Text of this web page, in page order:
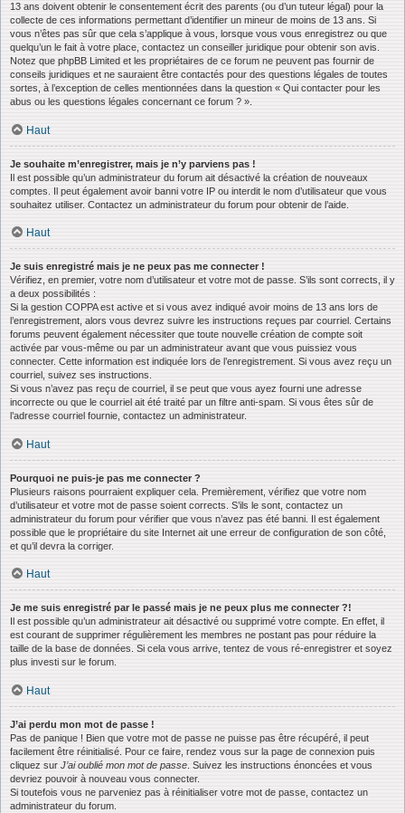
13 ans doivent obtenir le consentement écrit des parents (ou d’un tuteur légal) pour la
collecte de ces informations permettant d’identifier un mineur de moins de 13 ans. Si
vous n’êtes pas sûr que cela s’applique à vous, lorsque vous vous enregistrez ou que
quelqu’un le fait à votre place, contactez un conseiller juridique pour obtenir son avis.
Notez que phpBB Limited et les propriétaires de ce forum ne peuvent pas fournir de
conseils juridiques et ne sauraient être contactés pour des questions légales de toutes
sortes, à l’exception de celles mentionnées dans la question « Qui contacter pour les
abus ou les questions légales concernant ce forum ? ».
Haut
Je souhaite m’enregistrer, mais je n’y parviens pas !
Il est possible qu’un administrateur du forum ait désactivé la création de nouveaux
comptes. Il peut également avoir banni votre IP ou interdit le nom d’utilisateur que vous
souhaitez utiliser. Contactez un administrateur du forum pour obtenir de l’aide.
Haut
Je suis enregistré mais je ne peux pas me connecter !
Vérifiez, en premier, votre nom d’utilisateur et votre mot de passe. S’ils sont corrects, il y
a deux possibilités :
Si la gestion COPPA est active et si vous avez indiqué avoir moins de 13 ans lors de
l’enregistrement, alors vous devrez suivre les instructions reçues par courriel. Certains
forums peuvent également nécessiter que toute nouvelle création de compte soit
activée par vous-même ou par un administrateur avant que vous puissiez vous
connecter. Cette information est indiquée lors de l’enregistrement. Si vous avez reçu un
courriel, suivez ses instructions.
Si vous n’avez pas reçu de courriel, il se peut que vous ayez fourni une adresse
incorrecte ou que le courriel ait été traité par un filtre anti-spam. Si vous êtes sûr de
l’adresse courriel fournie, contactez un administrateur.
Haut
Pourquoi ne puis-je pas me connecter ?
Plusieurs raisons pourraient expliquer cela. Premièrement, vérifiez que votre nom
d’utilisateur et votre mot de passe soient corrects. S’ils le sont, contactez un
administrateur du forum pour vérifier que vous n’avez pas été banni. Il est également
possible que le propriétaire du site Internet ait une erreur de configuration de son côté,
et qu’il devra la corriger.
Haut
Je me suis enregistré par le passé mais je ne peux plus me connecter ?!
Il est possible qu’un administrateur ait désactivé ou supprimé votre compte. En effet, il
est courant de supprimer régulièrement les membres ne postant pas pour réduire la
taille de la base de données. Si cela vous arrive, tentez de vous ré-enregistrer et soyez
plus investi sur le forum.
Haut
J’ai perdu mon mot de passe !
Pas de panique ! Bien que votre mot de passe ne puisse pas être récupéré, il peut
facilement être réinitialisé. Pour ce faire, rendez vous sur la page de connexion puis
cliquez sur J’ai oublié mon mot de passe . Suivez les instructions énoncées et vous
devriez pouvoir à nouveau vous connecter.
Si toutefois vous ne parveniez pas à réinitialiser votre mot de passe, contactez un
administrateur du forum.